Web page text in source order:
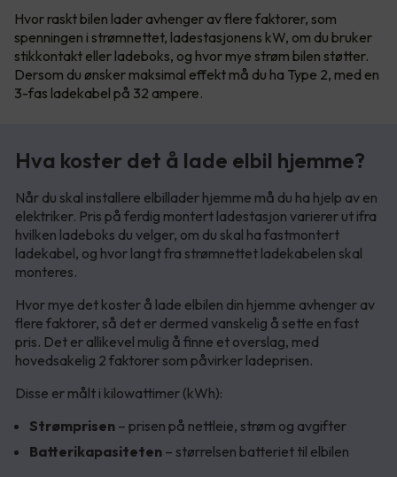
Hvor raskt bilen lader avhenger av flere faktorer, som
spenningen i strømnettet, ladestasjonens kW, om du bruker
stikkontakt eller ladeboks, og hvor mye strøm bilen støtter.
Dersom du ønsker maksimal effekt må du ha Type 2, med en
3-fas ladekabel på 32 ampere.
Hva koster det å lade elbil hjemme?
Når du skal installere elbillader hjemme må du ha hjelp av en
elektriker. Pris på ferdig montert ladestasjon varierer ut ifra
hvilken ladeboks du velger, om du skal ha fastmontert
ladekabel, og hvor langt fra strømnettet ladekabelen skal
monteres.
Hvor mye det koster å lade elbilen din hjemme avhenger av
flere faktorer, så det er dermed vanskelig å sette en fast
pris. Det er allikevel mulig å finne et overslag, med
hovedsakelig 2 faktorer som påvirker ladeprisen.
Disse er målt i kilowattimer (kWh):
Strømprisen – prisen på nettleie, strøm og avgifter
Batterikapasiteten – størrelsen batteriet til elbilen